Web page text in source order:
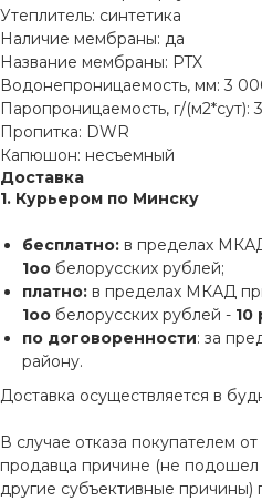
Утеплитель: синтетика
Наличие мембраны: да
Название мембраны: PTX
Водонепроницаемость, мм: 3
Паропроницаемость, г/(м2*сут):
Пропитка: DWR
Капюшон: несъемный
Доставка
1. Курьером по Минску
бесплатно: в пределах
1оо белорусских рублей;
платно: в пределах МКАД
1оо белорусских рублей - 10
по договоренности: за
району.
Доставка осуществляется в
В случае отказа покупателем
продавца причине (не подошел
другие субъективные причины)